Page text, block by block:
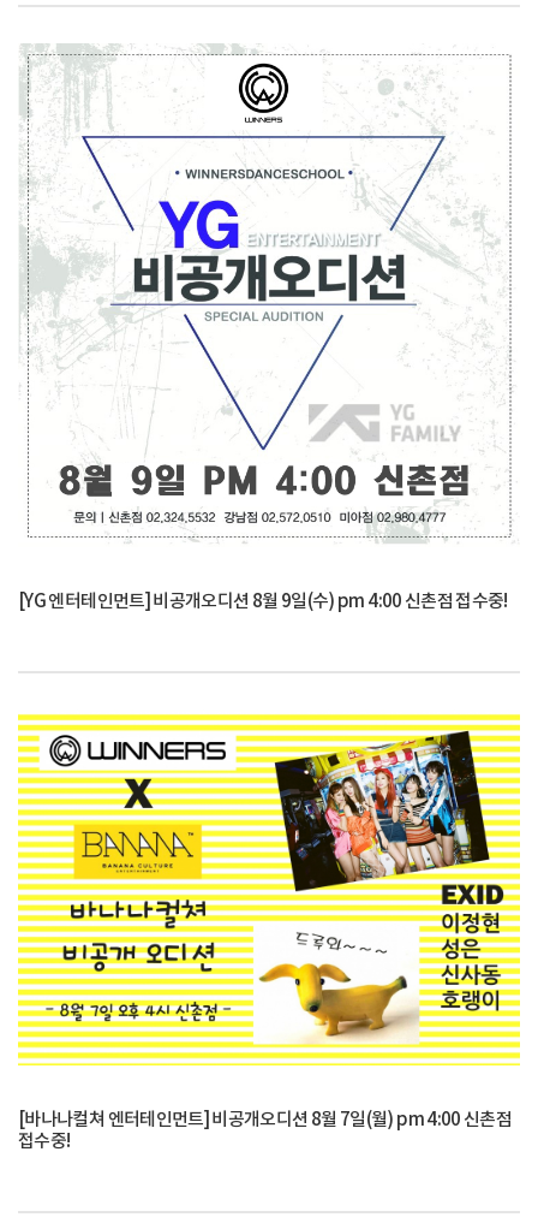
[YG 엔터테인먼트] 비공개오디션 8월 9일(수) pm 4:00 신촌점 접수중!
[바나나컬쳐 엔터테인먼트] 비공개오디션 8월 7일(월) pm 4:00 신촌점
접수중!